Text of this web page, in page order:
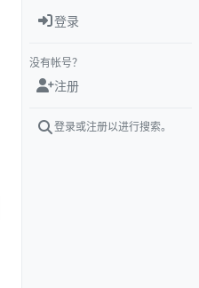
登录
没有帐号？
注册
登录或注册以进行搜索。